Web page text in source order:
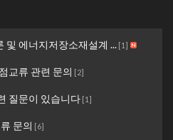
및 에너지저장소재설계 ... [1]
교류 관련 문의 [2]
질문이 있습니다 [1]
문의 [6]